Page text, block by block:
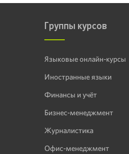
Группы курсов
Языковые онлайн-курсы
Иностранные языки
Финансы и учёт
Бизнес-менеджмент
Журналистика
Офис-менеджмент